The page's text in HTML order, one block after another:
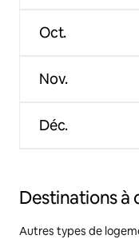
Oct.
Nov.
Déc.
Destinations à
Autres types de